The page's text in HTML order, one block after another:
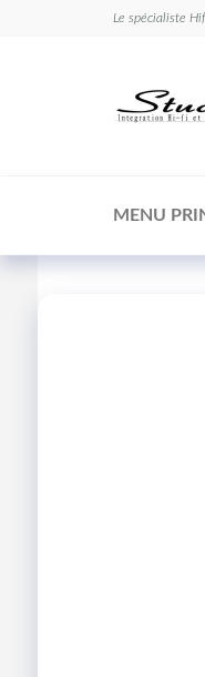
Le spécialiste
MENU